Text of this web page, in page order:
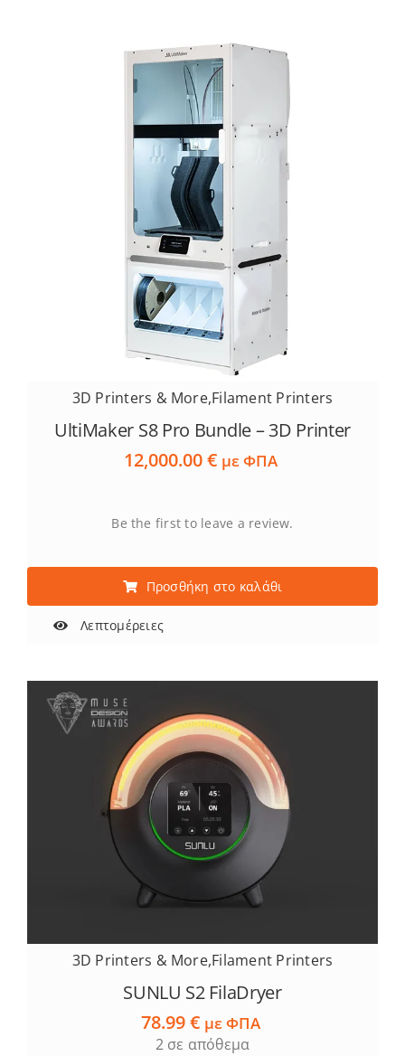
3D Printers & More,Filament Printers
UltiMaker S8 Pro Bundle – 3D Printer
12,000.00€ με ΦΠΑ
Be the first to leave a review.
Προσθήκη στο καλάθι
Λεπτομέρειες
3D Printers & More,Filament Printers
SUNLU S2 FilaDryer
78.99€ με ΦΠΑ
2 σε απόθεμα